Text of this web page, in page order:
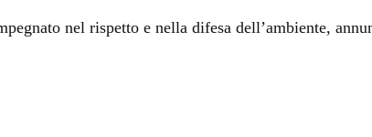
nel rispetto e nella difesa dell’ambiente,